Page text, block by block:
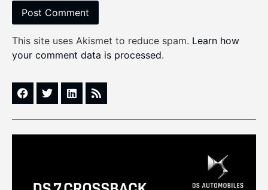
This site uses Akismet to reduce spam. Learn how
your comment data is processed.